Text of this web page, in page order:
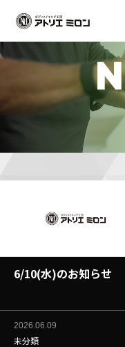
6/10(水)のお知らせ
2026.06.09
未分類